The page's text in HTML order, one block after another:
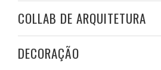
COLLAB DE ARQUITETURA
DECORAÇÃO